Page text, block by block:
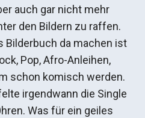
auch gar nicht mehr
den Bildern zu raffen.
Bilderbuch da machen ist
Pop, Afro-Anleihen,
schon komisch werden.
irgendwann die Single
Was für ein geiles